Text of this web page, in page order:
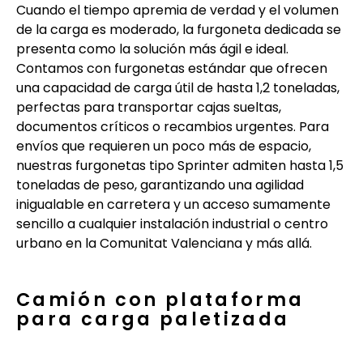
Cuando el tiempo apremia de verdad y el volumen
de la carga es moderado, la furgoneta dedicada se
presenta como la solución más ágil e ideal.
Contamos con furgonetas estándar que ofrecen
una capacidad de carga útil de hasta 1,2 toneladas,
perfectas para transportar cajas sueltas,
documentos críticos o recambios urgentes. Para
envíos que requieren un poco más de espacio,
nuestras furgonetas tipo Sprinter admiten hasta 1,5
toneladas de peso, garantizando una agilidad
inigualable en carretera y un acceso sumamente
sencillo a cualquier instalación industrial o centro
urbano en la Comunitat Valenciana y más allá.
Camión con plataforma
para carga paletizada